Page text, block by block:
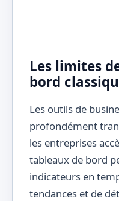
Les limites
bord
Les outils de
profondément
les entreprises
tableaux de bord
indicateurs en
tendances et de